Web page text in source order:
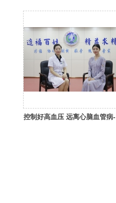
控制好高血压 远离心脑血管病-